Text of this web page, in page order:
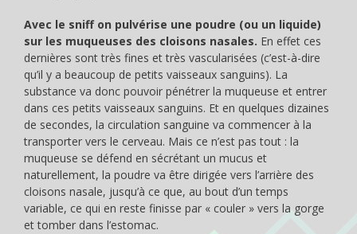
Avec le sniff on pulvérise une poudre (ou un liquide)
sur les muqueuses des cloisons nasales. En effet ces
dernières sont très fines et très vascularisées (c’est-à-dire
qu’il y a beaucoup de petits vaisseaux sanguins). La
substance va donc pouvoir pénétrer la muqueuse et entrer
dans ces petits vaisseaux sanguins. Et en quelques dizaines
de secondes, la circulation sanguine va commencer à la
transporter vers le cerveau. Mais ce n’est pas tout : la
muqueuse se défend en sécrétant un mucus et
naturellement, la poudre va être dirigée vers l’arrière des
cloisons nasale, jusqu’à ce que, au bout d’un temps
variable, ce qui en reste finisse par « couler » vers la gorge
et tomber dans l’estomac.